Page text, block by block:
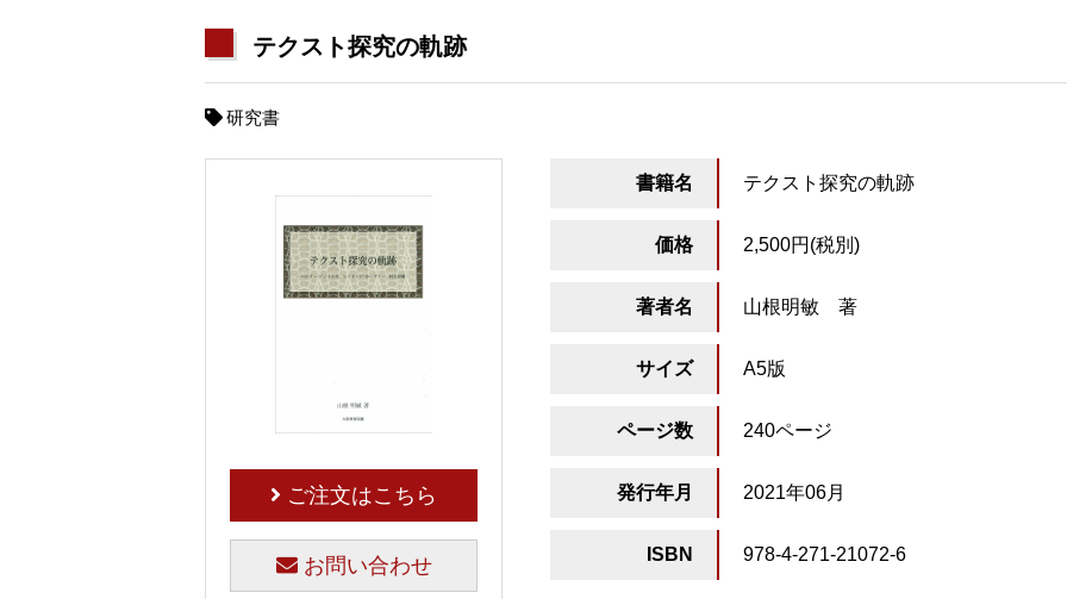
テクスト探究の軌跡
研究書
ご注文はこちら
お問い合わせ
書籍名 テクスト探究の軌跡
価格 2,500円(税別)
著者名 山根明敏 著
サイズ A5版
ページ数 240ページ
発行年月 2021年06月
ISBN 978-4-271-21072-6